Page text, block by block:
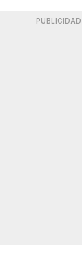
PUBLICIDAD